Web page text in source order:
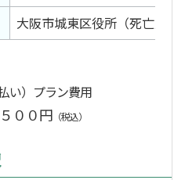
大阪市城東区役所（死亡届
い）プラン費用
００円 （税込）